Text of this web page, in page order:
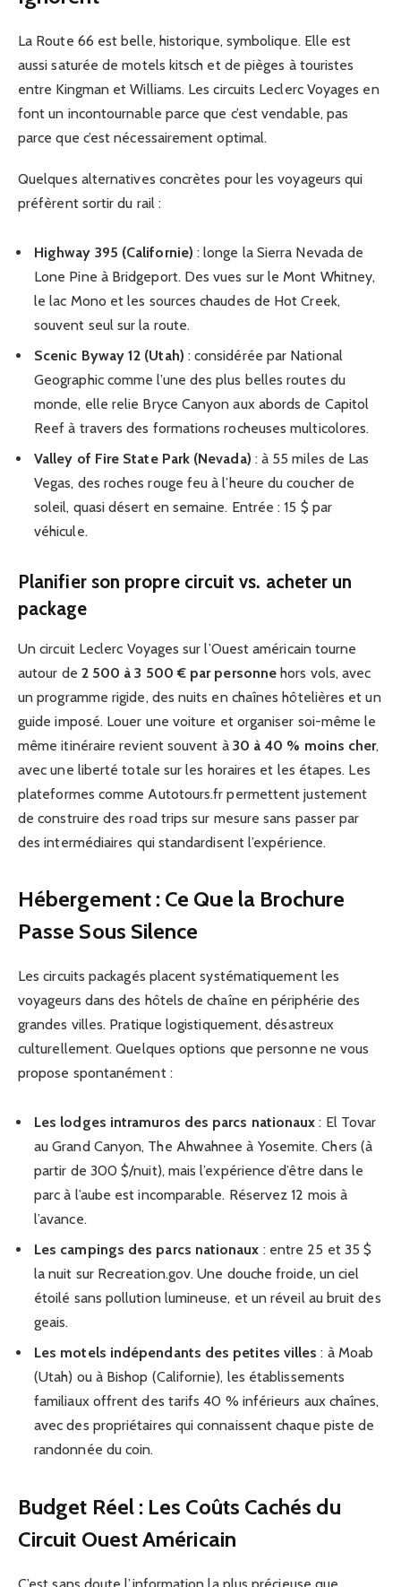
La Route 66 est belle, historique, symbolique. Elle est
aussi saturée de motels kitsch et de pièges à touristes
entre Kingman et Williams. Les circuits Leclerc Voyages en
font un incontournable parce que c’est vendable, pas
parce que c’est nécessairement optimal.
Quelques alternatives concrètes pour les voyageurs qui
préfèrent sortir du rail :
Highway 395 (Californie) : longe la Sierra Nevada de
Lone Pine à Bridgeport. Des vues sur le Mont Whitney,
le lac Mono et les sources chaudes de Hot Creek,
souvent seul sur la route.
Scenic Byway 12 (Utah) : considérée par National
Geographic comme l’une des plus belles routes du
monde, elle relie Bryce Canyon aux abords de Capitol
Reef à travers des formations rocheuses multicolores.
Valley of Fire State Park (Nevada) : à 55 miles de Las
Vegas, des roches rouge feu à l’heure du coucher de
soleil, quasi désert en semaine. Entrée : 15 $ par
véhicule.
Planifier son propre circuit vs. acheter un
package
Un circuit Leclerc Voyages sur l’Ouest américain tourne
autour de 2 500 à 3 500 € par personne hors vols, avec
un programme rigide, des nuits en chaînes hôtelières et un
guide imposé. Louer une voiture et organiser soi-même le
même itinéraire revient souvent à 30 à 40 % moins cher,
avec une liberté totale sur les horaires et les étapes. Les
plateformes comme Autotours.fr permettent justement
de construire des road trips sur mesure sans passer par
des intermédiaires qui standardisent l’expérience.
Hébergement : Ce Que la Brochure
Passe Sous Silence
Les circuits packagés placent systématiquement les
voyageurs dans des hôtels de chaîne en périphérie des
grandes villes. Pratique logistiquement, désastreux
culturellement. Quelques options que personne ne vous
propose spontanément :
Les lodges intramuros des parcs nationaux : El Tovar
au Grand Canyon, The Ahwahnee à Yosemite. Chers (à
partir de 300 $/nuit), mais l’expérience d’être dans le
parc à l’aube est incomparable. Réservez 12 mois à
l’avance.
Les campings des parcs nationaux : entre 25 et 35 $
la nuit sur Recreation.gov. Une douche froide, un ciel
étoilé sans pollution lumineuse, et un réveil au bruit des
geais.
Les motels indépendants des petites villes : à Moab
(Utah) ou à Bishop (Californie), les établissements
familiaux offrent des tarifs 40 % inférieurs aux chaînes,
avec des propriétaires qui connaissent chaque piste de
randonnée du coin.
Budget Réel : Les Coûts Cachés du
Circuit Ouest Américain